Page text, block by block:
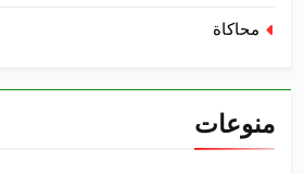
محاكاة
منوعات